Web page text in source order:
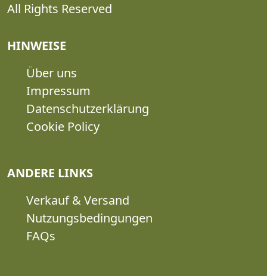
All Rights Reserved
HINWEISE
Über uns
Impressum
Datenschutzerklärung
Cookie Policy
ANDERE LINKS
Verkauf & Versand
Nutzungsbedingungen
FAQs